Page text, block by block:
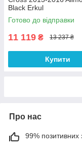
Black Erkul
Готово до відправки
11 119 ₴ 13 237 ₴
Купити
Про нас
99% позитивних